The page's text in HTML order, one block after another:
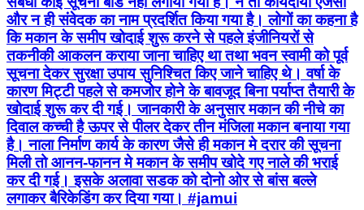
और न ही संवेदक का नाम प्रदर्शित किया गया है। लोगों का कहना है
कि मकान के समीप खोदाई शुरू करने से पहले इंजीनियरों से
तकनीकी आकलन कराया जाना चाहिए था तथा भवन स्वामी को पूर्व
सूचना देकर सुरक्षा उपाय सुनिश्चित किए जाने चाहिए थे। वर्षा के
कारण मिट्टी पहले से कमजोर होने के बावजूद बिना पर्याप्त तैयारी के
खोदाई शुरू कर दी गई। जानकारी के अनुसार मकान की नीचे का
दिवाल कच्ची है ऊपर से पीलर देकर तीन मंजिला मकान बनाया गया
है। नाला निर्माण कार्य के कारण जैसे ही मकान मे दरार की सूचना
मिली तो आनन-फानन मे मकान के समीप खोदे गए नाले की भराई
कर दी गई। इसके अलावा सडक को दोनो ओर से बांस बल्ले
लगाकर बैरिकेडिंग कर दिया गया। #jamui